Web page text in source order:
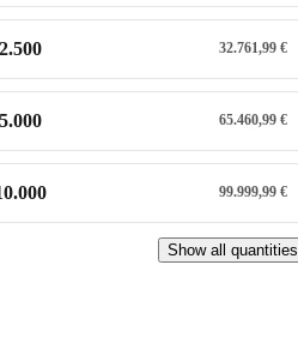
2.500 32.761,99 €
5.000 65.460,99 €
99.999,99 €
Show all quantities